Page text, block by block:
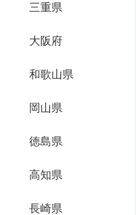
三重県
大阪府
和歌山県
岡山県
徳島県
高知県
長崎県